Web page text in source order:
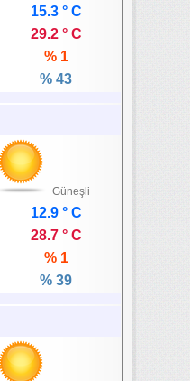
15.3 ° C
29.2 ° C
% 1
% 43
Güneşli
12.9 ° C
28.7 ° C
% 1
% 39